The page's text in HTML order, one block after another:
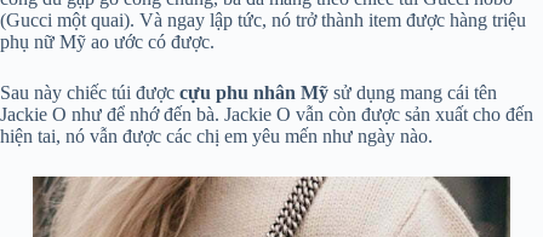
(Gucci một quai). Và ngay lập tức, nó trở thành item được hàng triệu
phụ nữ Mỹ ao ước có được.
Sau này chiếc túi được cựu phu nhân Mỹ sử dụng mang cái tên
Jackie O như để nhớ đến bà. Jackie O vẫn còn được sản xuất cho đến
hiện tai, nó vẫn được các chị em yêu mến như ngày nào.